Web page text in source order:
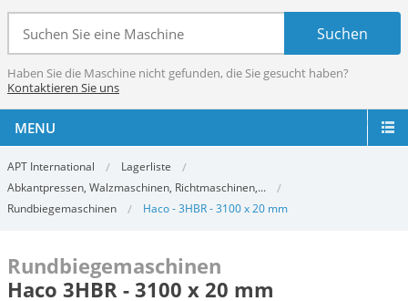
Haben Sie die Maschine nicht gefunden, die Sie gesucht haben?
Kontaktieren Sie uns
MENU
APT International
Lagerliste
Abkantpressen, Walzmaschinen, Richtmaschinen,...
Rundbiegemaschinen
Haco - 3HBR - 3100 x 20 mm
Rundbiegemaschinen
Haco 3HBR - 3100 x 20 mm